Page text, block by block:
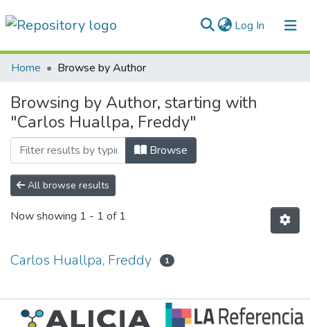
Log In (current)
Communities & Collections
All of DSpace
Normativas
Home Browse by Author
Browsing by Author, starting with
"Carlos Huallpa, Freddy"
Browse
All browse results
Now showing 1 - 1 of 1
Carlos Huallpa, Freddy 1